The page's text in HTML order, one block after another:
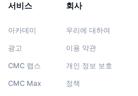
서비스
아카데미
광고
CMC 랩스
CMC Max
회사
우리에 대하여
이용 약관
개인 정보 보호
정책